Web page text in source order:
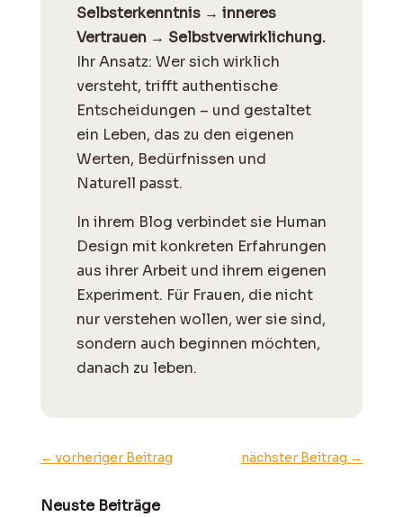
Selbsterkenntnis → inneres
Vertrauen → Selbstverwirklichung.
Ihr Ansatz: Wer sich wirklich
versteht, trifft authentische
Entscheidungen – und gestaltet
ein Leben, das zu den eigenen
Werten, Bedürfnissen und
Naturell passt.
In ihrem Blog verbindet sie Human
Design mit konkreten Erfahrungen
aus ihrer Arbeit und ihrem eigenen
Experiment. Für Frauen, die nicht
nur verstehen wollen, wer sie sind,
sondern auch beginnen möchten,
danach zu leben.
← vorheriger Beitrag nächster Beitrag →
Neuste Beiträge